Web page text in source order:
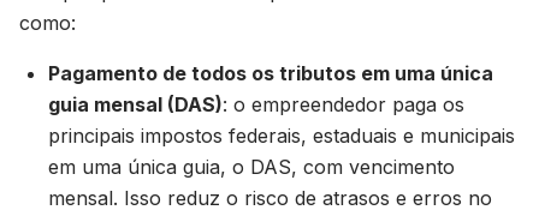
como:
Pagamento de todos os tributos em uma única
guia mensal (DAS): o empreendedor paga os
principais impostos federais, estaduais e municipais
em uma única guia, o DAS, com vencimento
mensal. Isso reduz o risco de atrasos e erros no